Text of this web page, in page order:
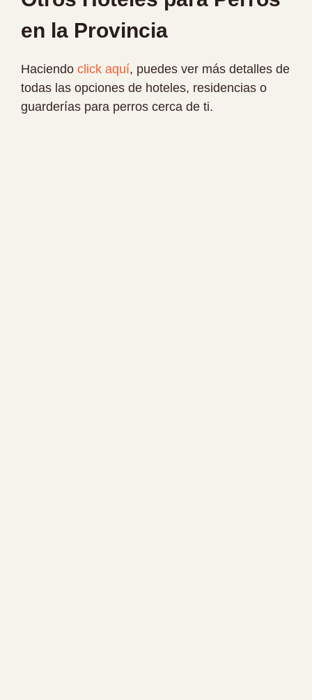
en la Provincia
Haciendo click aquí, puedes ver más detalles de
todas las opciones de hoteles, residencias o
guarderías para perros cerca de ti.